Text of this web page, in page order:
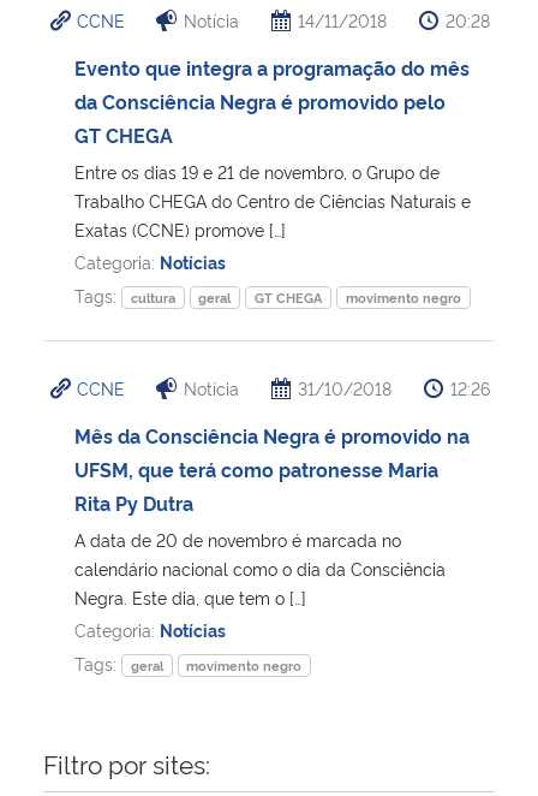
Ministério da Cidadania
Ministério de Minas e Energia
Ministério da Ciência, Tecnologia, Inovações e Comunicações
Ministério do Meio Ambiente
Ministério do Turismo
Ministério do Desenvolvimento Regional
Controladoria-Geral da União
Ministério da Mulher, da Família e dos Direitos Humanos
Secretaria-Geral
Secretaria de Governo
Advocacia-Geral da União
CCNE Notícia 14/11/2018 20:28
Evento que integra a programação do mês
da Consciência Negra é promovido pelo
GT CHEGA
Entre os dias 19 e 21 de novembro, o Grupo de
Trabalho CHEGA do Centro de Ciências Naturais e
Exatas (CCNE) promove […]
Categoria: Notícias
Tags:
cultura geral GT CHEGA movimento negro
CCNE Notícia 31/10/2018 12:26
Mês da Consciência Negra é promovido na
UFSM, que terá como patronesse Maria
Rita Py Dutra
A data de 20 de novembro é marcada no
calendário nacional como o dia da Consciência
Negra. Este dia, que tem o […]
Categoria: Notícias
Tags:
geral movimento negro
Filtro por sites: